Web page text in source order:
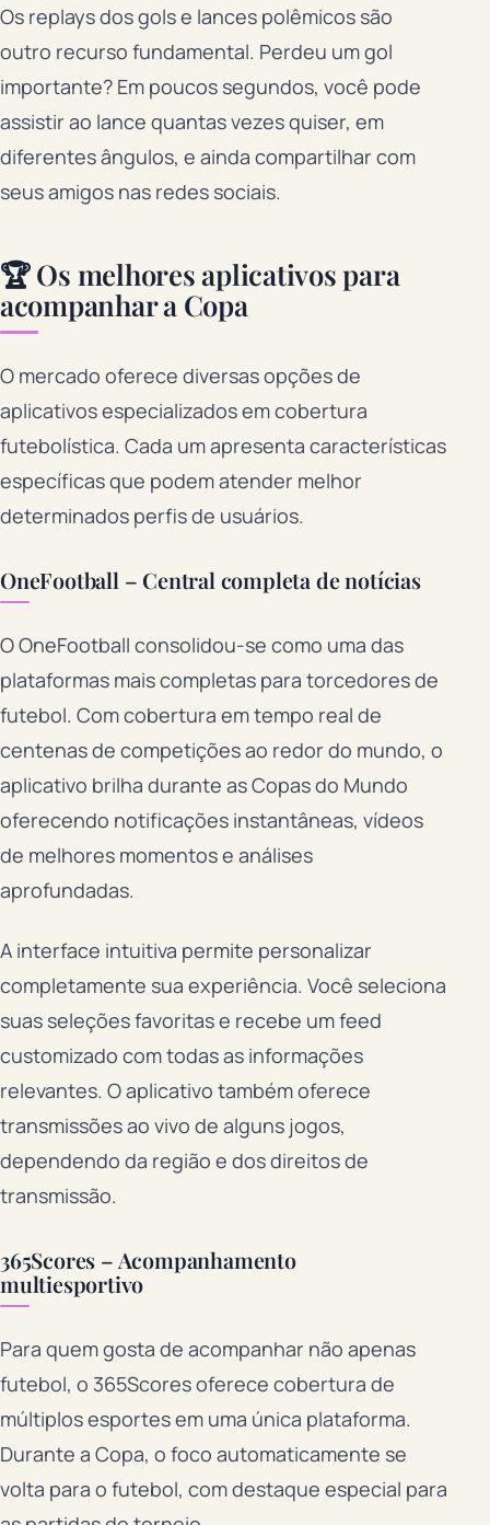
Os replays dos gols e lances polêmicos são
outro recurso fundamental. Perdeu um gol
importante? Em poucos segundos, você pode
assistir ao lance quantas vezes quiser, em
diferentes ângulos, e ainda compartilhar com
seus amigos nas redes sociais.
🏆 Os melhores aplicativos para
acompanhar a Copa
O mercado oferece diversas opções de
aplicativos especializados em cobertura
futebolística. Cada um apresenta características
específicas que podem atender melhor
determinados perfis de usuários.
OneFootball – Central completa de notícias
O OneFootball consolidou-se como uma das
plataformas mais completas para torcedores de
futebol. Com cobertura em tempo real de
centenas de competições ao redor do mundo, o
aplicativo brilha durante as Copas do Mundo
oferecendo notificações instantâneas, vídeos
de melhores momentos e análises
aprofundadas.
A interface intuitiva permite personalizar
completamente sua experiência. Você seleciona
suas seleções favoritas e recebe um feed
customizado com todas as informações
relevantes. O aplicativo também oferece
transmissões ao vivo de alguns jogos,
dependendo da região e dos direitos de
transmissão.
365Scores – Acompanhamento
multiesportivo
Para quem gosta de acompanhar não apenas
futebol, o 365Scores oferece cobertura de
múltiplos esportes em uma única plataforma.
Durante a Copa, o foco automaticamente se
volta para o futebol, com destaque especial para